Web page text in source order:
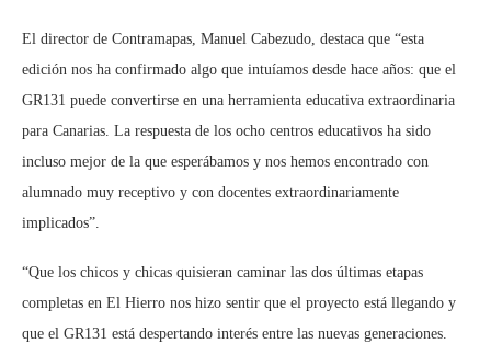
El director de Contramapas, Manuel Cabezudo, destaca que “esta
edición nos ha confirmado algo que intuíamos desde hace años: que el
GR131 puede convertirse en una herramienta educativa extraordinaria
para Canarias. La respuesta de los ocho centros educativos ha sido
incluso mejor de la que esperábamos y nos hemos encontrado con
alumnado muy receptivo y con docentes extraordinariamente
implicados”.
“Que los chicos y chicas quisieran caminar las dos últimas etapas
completas en El Hierro nos hizo sentir que el proyecto está llegando y
que el GR131 está despertando interés entre las nuevas generaciones.